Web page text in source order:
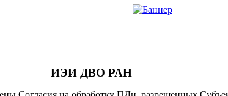
ИЭИ ДВО РАН